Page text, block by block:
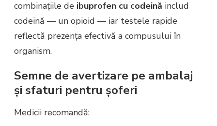
combinațiile de ibuprofen cu codeină includ
codeină — un opioid — iar testele rapide
reflectă prezența efectivă a compusului în
organism.
Semne de avertizare pe ambalaj
și sfaturi pentru șoferi
Medicii recomandă: